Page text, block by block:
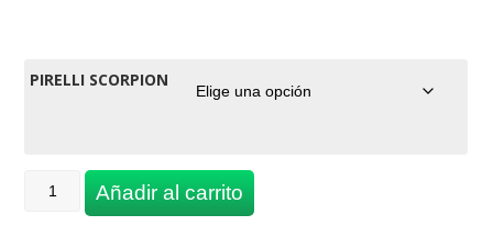
PIRELLI SCORPION
CUBIERTA
SCORPIONAñadir al carrito